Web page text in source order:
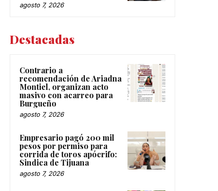
agosto 7, 2026
Destacadas
Contrario a
recomendación de Ariadna
Montiel, organizan acto
masivo con acarreo para
Burgueño
agosto 7, 2026
Empresario pagó 200 mil
pesos por permiso para
corrida de toros apócrifo:
Sindica de Tijuana
agosto 7, 2026